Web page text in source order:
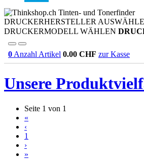
Tinten- und Tonerfinder
DRUCKERHERSTELLER
DRUCKERMODELL WÄHLEN
0 Anzahl Artikel 0.00 CHF zur Kasse
Unsere
Seite 1 von 1
«
‹
1
›
»